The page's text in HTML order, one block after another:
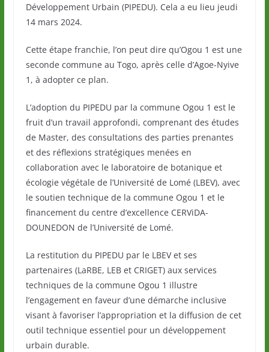
Développement Urbain (PIPEDU). Cela a eu lieu jeudi
14 mars 2024.
Cette étape franchie, l’on peut dire qu’Ogou 1 est une
seconde commune au Togo, après celle d’Agoe-Nyive
1, à adopter ce plan.
L’adoption du PIPEDU par la commune Ogou 1 est le
fruit d’un travail approfondi, comprenant des études
de Master, des consultations des parties prenantes
et des réflexions stratégiques menées en
collaboration avec le laboratoire de botanique et
écologie végétale de l’Université de Lomé (LBEV), avec
le soutien technique de la commune Ogou 1 et le
financement du centre d’excellence CERViDA-
DOUNEDON de l’Université de Lomé.
La restitution du PIPEDU par le LBEV et ses
partenaires (LaRBE, LEB et CRIGET) aux services
techniques de la commune Ogou 1 illustre
l’engagement en faveur d’une démarche inclusive
visant à favoriser l’appropriation et la diffusion de cet
outil technique essentiel pour un développement
urbain durable.